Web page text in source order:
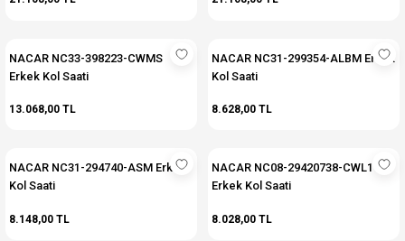
NACAR NC33-398223-CWMS
Erkek Kol Saati
13.068,00 TL
NACAR NC31-299354-ALBM Erkek
Kol Saati
8.628,00 TL
NACAR NC31-294740-ASM Erkek
Kol Saati
8.148,00 TL
NACAR NC08-29420738-CWL1
Erkek Kol Saati
8.028,00 TL